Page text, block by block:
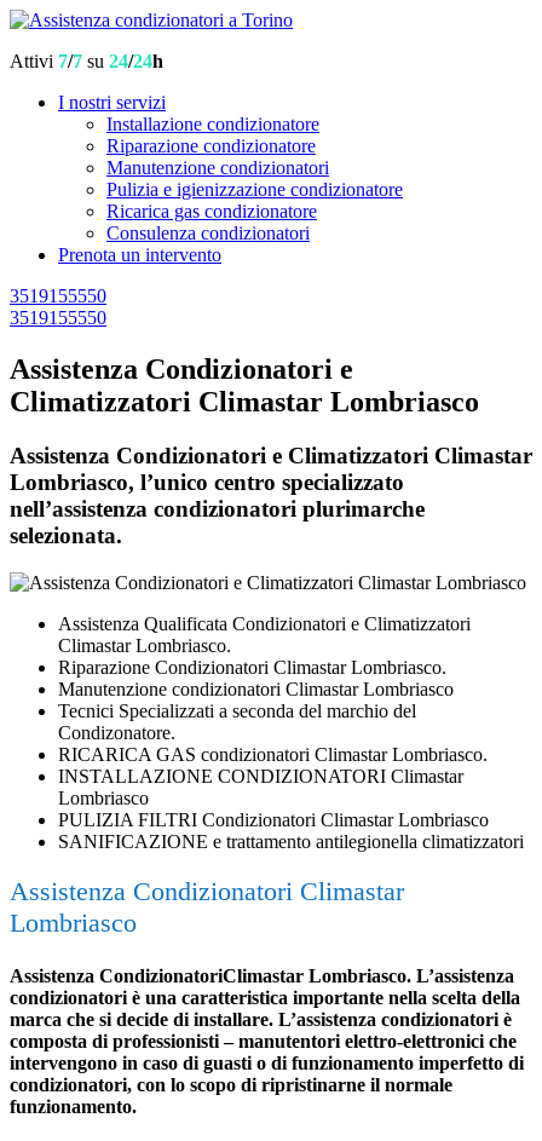
Attivi 7/7 su 24/24h
I nostri servizi
Installazione condizionatore
Riparazione condizionatore
Manutenzione condizionatori
Pulizia e igienizzazione condizionatore
Ricarica gas condizionatore
Consulenza condizionatori
Prenota un intervento
3519155550
3519155550
Assistenza Condizionatori e
Climatizzatori Climastar Lombriasco
Assistenza Condizionatori e Climatizzatori Climastar
Lombriasco, l’unico centro specializzato
nell’assistenza condizionatori plurimarche
selezionata.
Assistenza Qualificata Condizionatori e Climatizzatori
Climastar Lombriasco.
Riparazione Condizionatori Climastar Lombriasco.
Manutenzione condizionatori Climastar Lombriasco
Tecnici Specializzati a seconda del marchio del
Condizonatore.
RICARICA GAS condizionatori Climastar Lombriasco.
INSTALLAZIONE CONDIZIONATORI Climastar
Lombriasco
PULIZIA FILTRI Condizionatori Climastar Lombriasco
SANIFICAZIONE e trattamento antilegionella climatizzatori
Assistenza Condizionatori Climastar
Lombriasco
Assistenza CondizionatoriClimastar Lombriasco. L’assistenza
condizionatori è una caratteristica importante nella scelta della
marca che si decide di installare. L’assistenza condizionatori è
composta di professionisti – manutentori elettro-elettronici che
intervengono in caso di guasti o di funzionamento imperfetto di
condizionatori, con lo scopo di ripristinarne il normale
funzionamento.